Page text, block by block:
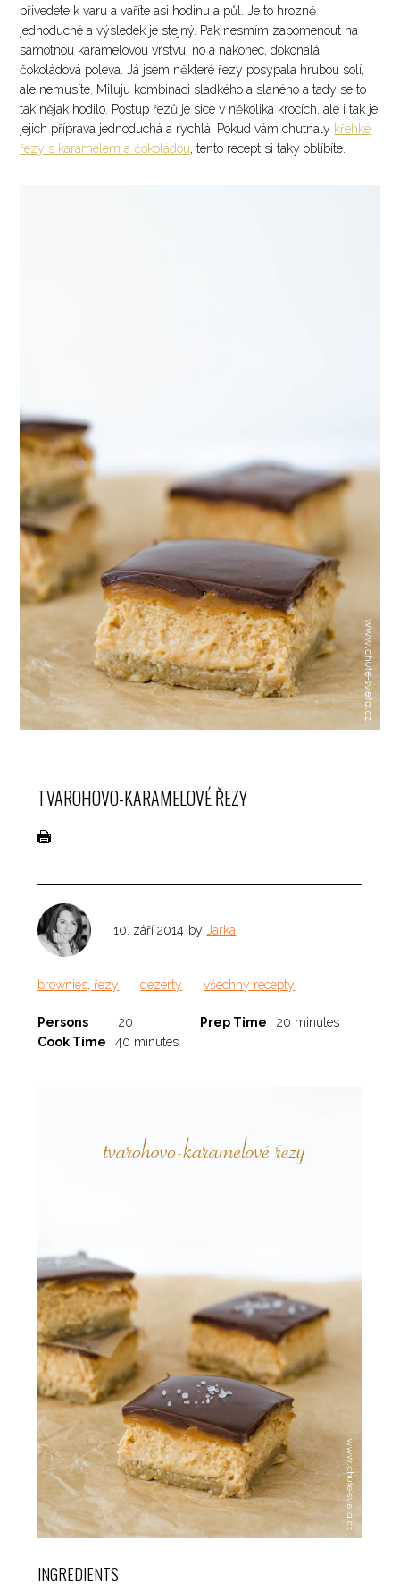
přivedete k varu a vaříte asi hodinu a půl. Je to hrozně
jednoduché a výsledek je stejný. Pak nesmím zapomenout na
samotnou karamelovou vrstvu, no a nakonec, dokonalá
čokoládová poleva. Já jsem některé řezy posypala hrubou solí,
ale nemusíte. Miluju kombinaci sladkého a slaného a tady se to
tak nějak hodilo. Postup řezů je sice v několika krocích, ale i tak je
jejich příprava jednoduchá a rychlá. Pokud vám chutnaly křehké
řezy s karamelem a čokoládou, tento recept si taky oblíbíte.
TVAROHOVO-KARAMELOVÉ ŘEZY
10. září 2014 by Jarka
brownies, řezy dezerty všechny recepty
Persons 20 Prep Time
20 minutes
Cook Time
40 minutes
INGREDIENTS